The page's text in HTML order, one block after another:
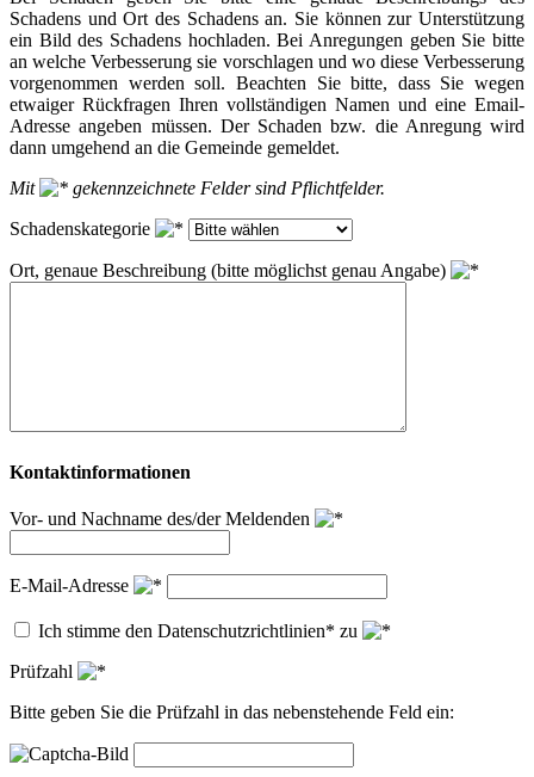
Schadens und Ort des Schadens an. Sie können zur Unterstützung
ein Bild des Schadens hochladen. Bei Anregungen geben Sie bitte
an welche Verbesserung sie vorschlagen und wo diese Verbesserung
vorgenommen werden soll. Beachten Sie bitte, dass Sie wegen
etwaiger Rückfragen Ihren vollständigen Namen und eine Email-
Adresse angeben müssen. Der Schaden bzw. die Anregung wird
dann umgehend an die Gemeinde gemeldet.
Mit
gekennzeichnete Felder sind Pflichtfelder.
Schadenskategorie
Ort, genaue Beschreibung (bitte möglichst genau Angabe)
Kontaktinformationen
Vor- und Nachname des/der Meldenden
E-Mail-Adresse
Ich stimme den Datenschutzrichtlinien* zu
Prüfzahl
Bitte geben Sie die Prüfzahl in das nebenstehende Feld ein: